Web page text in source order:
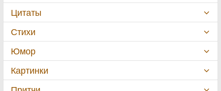
Цитаты
Стихи
Юмор
Картинки